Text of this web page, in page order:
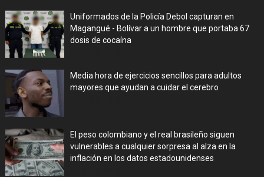
Uniformados de la Policía Debol capturan en
Magangué - Bolívar a un hombre que portaba 67
dosis de cocaína
Media hora de ejercicios sencillos para adultos
mayores que ayudan a cuidar el cerebro
El peso colombiano y el real brasileño siguen
vulnerables a cualquier sorpresa al alza en la
inflación en los datos estadounidenses